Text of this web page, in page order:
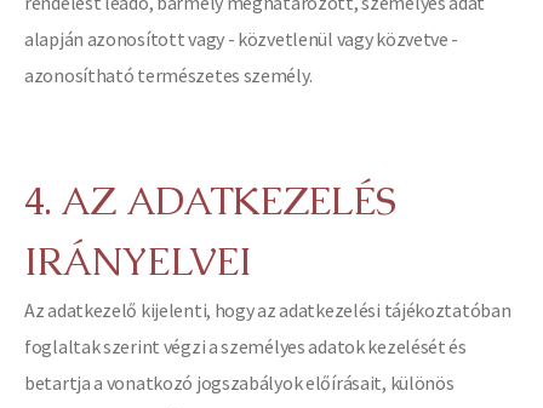
alapján azonosított vagy - közvetlenül vagy közvetve -
azonosítható természetes személy.
4. AZ ADATKEZELÉS
IRÁNYELVEI
Az adatkezelő kijelenti, hogy az adatkezelési tájékoztatóban
foglaltak szerint végzi a személyes adatok kezelését és
betartja a vonatkozó jogszabályok előírásait, különös